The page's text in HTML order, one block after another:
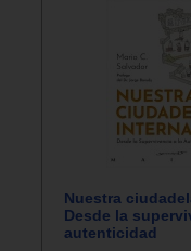
Nuestra
Desde la
autenticidad